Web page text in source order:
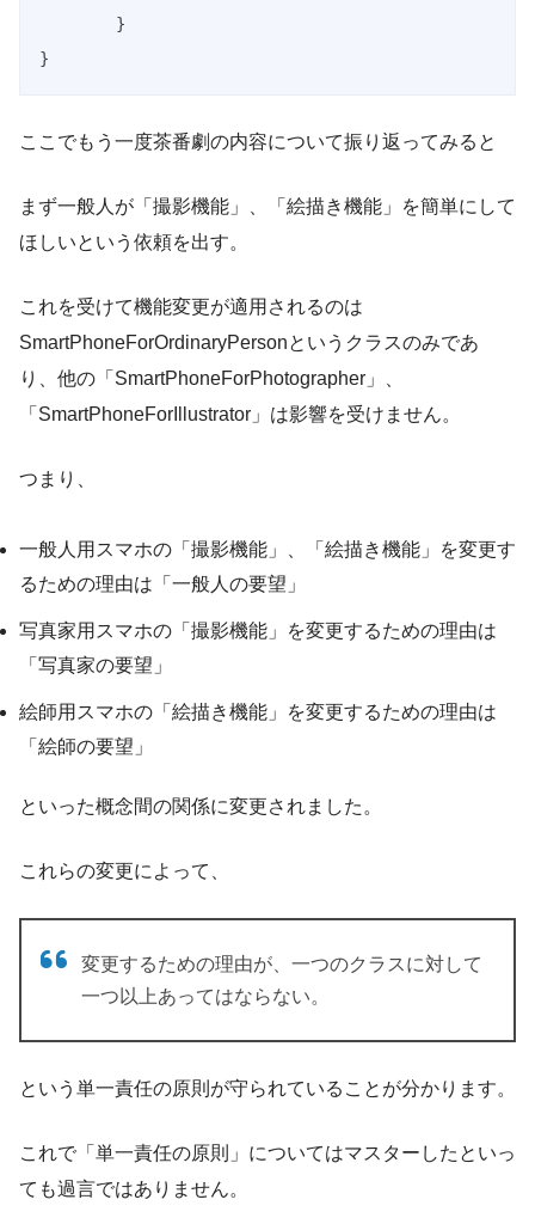
}
}
ここでもう一度茶番劇の内容について振り返ってみると
まず一般人が「撮影機能」、「絵描き機能」を簡単にして
ほしいという依頼を出す。
これを受けて機能変更が適用されるのは
SmartPhoneForOrdinaryPersonというクラスのみであ
り、他の「SmartPhoneForPhotographer」、
「SmartPhoneForIllustrator」は影響を受けません。
つまり、
一般人用スマホの「撮影機能」、「絵描き機能」を変更す
るための理由は「一般人の要望」
写真家用スマホの「撮影機能」を変更するための理由は
「写真家の要望」
絵師用スマホの「絵描き機能」を変更するための理由は
「絵師の要望」
といった概念間の関係に変更されました。
これらの変更によって、
変更するための理由が、一つのクラスに対して
一つ以上あってはならない。
という単一責任の原則が守られていることが分かります。
これで「単一責任の原則」についてはマスターしたといっ
ても過言ではありません。